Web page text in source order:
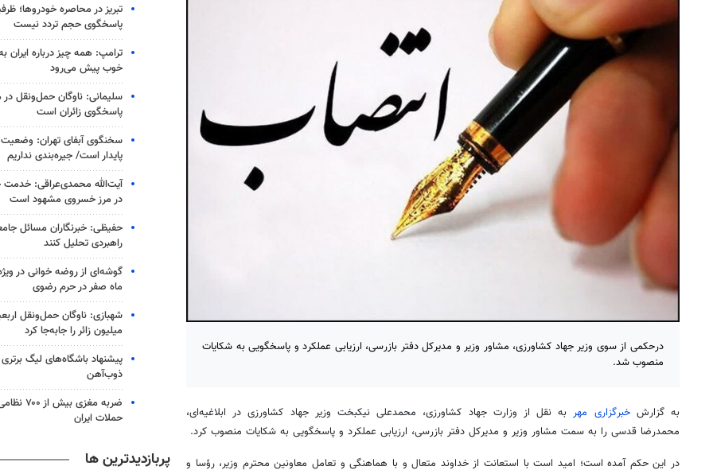
درحکمی از سوی وزیر جهاد کشاورزی، مشاور وزیر و مدیرکل دفتر بازرسی، ارزیابی عملکرد و پاسخگویی به شکایات
منصوب شد.
به گزارشخبرگزاری مهربه نقل از وزارت جهاد کشاورزی، محمدعلی نیکبخت وزیر جهاد کشاورزی در ابلاغیه‌ای،
محمدرضا قدسی را به سمت مشاور وزیر و مدیرکل دفتر بازرسی، ارزیابی عملکرد و پاسخگویی به شکایات منصوب کرد.
در این حکم آمده است؛ امید است با استعانت از خداوند متعال و با هماهنگی و تعامل معاونین محترم وزیر، رؤسا و
تبریز در محاصره خودروها؛
پاسخگوی حجم تردد نیست
ترامپ: همه چیز درباره ایران
خوب پیش می‌رود
سلیمانی: ناوگان حمل‌ونقل
پاسخگوی زائران است
سخنگوی آبفای تهران:
پایدار است/ جیره‌بندی نداریم
آیت‌الله محمدی‌عراقی: خدمت
در مرز خسروی مشهود است
حفیظی: خبرنگاران مسائل
راهبردی تحلیل کنند
گوشه‌ای از روضه خوانی در
ماه صفر در حرم رضوی
شهبازی: ناوگان حمل‌ونقل
میلیون زائر را جابه‌جا کرد
پیشنهاد باشگاه‌های لیگ
ذوب‌آهن
ضربه مغزی
حملات ایران
پربازدیدترین ها